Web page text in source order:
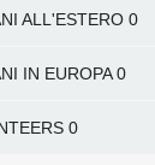
ALL'ESTERO0
IN EUROPA0
0